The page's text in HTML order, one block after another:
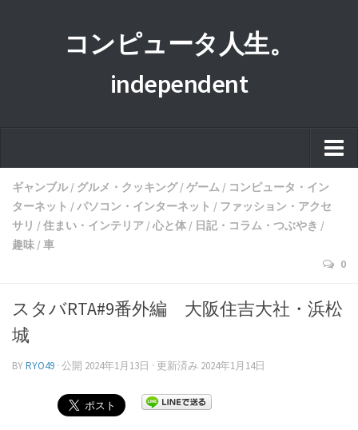
コンピュータ人生。
independent
ホーム
このサイトについて
プライバシーポリシー
ギャンブル / グルメ・クッキング /ゲーム / コンピュータ・イン
ターネット /パソコン・インターネット / ファッション・アクセ
サリ /住まい・インテリア /心と体 / 日記・コラム・つぶやき /
趣味 /車
0
スタバRTA#9番外編 大阪住吉大社・浜松
城
BYRYO49 · 公開 2024年1月13日 · 更新済み 2024年1月14日